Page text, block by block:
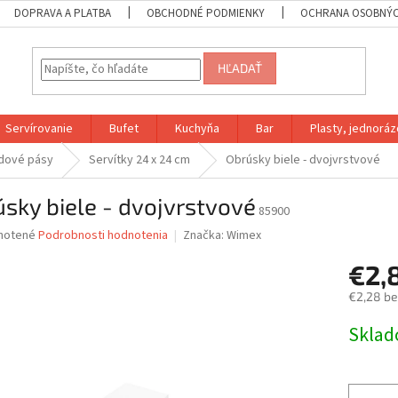
DOPRAVA A PLATBA OBCHODNÉ PODMIENKY OCHRANA
HĽADAŤ
Servírovanie Bufet Kuchyňa Bar Plasty,
pásy Servítky 24 x 24 cm Obrúsky biele - dvojvrstvové
biele - dvojvrstvové 85900
Podrobnosti hodnotenia Značka: Wimex
€2,28
cena: